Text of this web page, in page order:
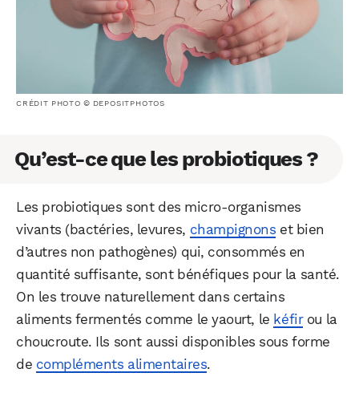
CRÉDIT PHOTO © DEPOSITPHOTOS
Qu’est-ce que les probiotiques ?
Les probiotiques sont des micro-organismes
vivants (bactéries, levures, champignons et bien
d’autres non pathogènes) qui, consommés en
quantité suffisante, sont bénéfiques pour la santé.
On les trouve naturellement dans certains
aliments fermentés comme le yaourt, le kéfirou la
choucroute. Ils sont aussi disponibles sous forme
de compléments alimentaires.